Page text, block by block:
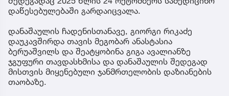
დაწესებულებაში გარდაიცვალა.
დანაშაულის ჩადენისთანავე, გიორგი რიკაძე
დაუკავშირდა თავის მეგობარ ანასტასია
ბერუაშვილს და შეატყობინა გიგა ავალიანზე
ჯგუფური თავდასხმისა და დანაშაულის შედეგად
მისთვის მიყენებული ჯანმრთელობის დაზიანების
თაობაზე.